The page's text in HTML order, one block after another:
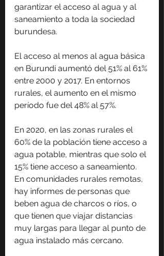
garantizar el acceso al agua y al
saneamiento a toda la sociedad
burundesa.
El acceso al menos al agua básica
en Burundi aumentó del 51% al 61%
entre 2000 y 2017. En entornos
rurales, el aumento en el mismo
período fue del 48% al 57%.
En 2020, en las zonas rurales el
60% de la población tiene acceso a
agua potable, mientras que solo el
15% tiene acceso a saneamiento.
En comunidades rurales remotas,
hay informes de personas que
beben agua de charcos o ríos, o
que tienen que viajar distancias
muy largas para llegar al punto de
agua instalado más cercano.